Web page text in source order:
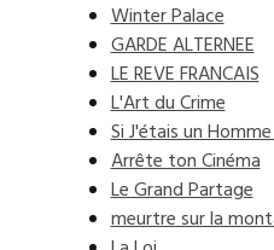
Winter Palace
GARDE ALTERNEE
LE REVE FRANCAIS
L'Art du Crime
Si J'étais un
Arrête ton Cinéma
Le Grand Partage
meurtre sur la